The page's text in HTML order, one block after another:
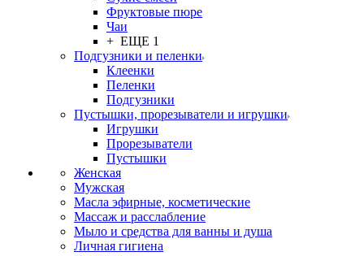
Фруктовые пюре
Чаи
+ ЕЩЕ 1
Подгузники и пеленки
Клеенки
Пеленки
Подгузники
Пустышки, прорезыватели и игрушки
Игрушки
Прорезыватели
Пустышки
Женская
Мужская
Масла эфирные, косметические
Массаж и расслабление
Мыло и средства для ванны и душа
Личная гигиена